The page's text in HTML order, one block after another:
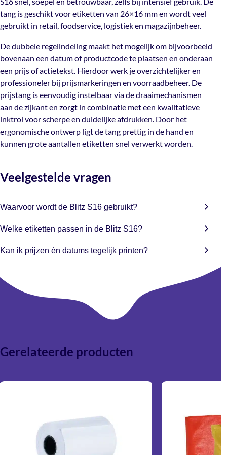
De dubbele regelindeling maakt het mogelijk om
bijvoorbeeld bovenaan een datum of productcode te
werk je overzichtelijker en professioneler bij
prijsmarkeringen en voorraadbeheer. De prijstang is
eenvoudig instelbaar via de draaimechanismen aan de
zijkant en zorgt in combinatie met een kwalitatieve
inktrol voor scherpe en duidelijke afdrukken. Door het
ergonomische ontwerp ligt de tang prettig in de hand en
kunnen grote aantallen etiketten snel verwerkt worden.
tang is geschikt voor etiketten van 26×16 mm en wordt veel
gebruikt in retail, foodservice, logistiek en magazijnbeheer.
De dubbele regelindeling maakt het mogelijk om bijvoorbeeld
bovenaan een datum of productcode te plaatsen en onderaan
een prijs of actietekst. Hierdoor werk je overzichtelijker en
professioneler bij prijsmarkeringen en voorraadbeheer. De
prijstang is eenvoudig instelbaar via de draaimechanismen
aan de zijkant en zorgt in combinatie met een kwalitatieve
inktrol voor scherpe en duidelijke afdrukken. Door het
ergonomische ontwerp ligt de tang prettig in de hand en
kunnen grote aantallen etiketten snel verwerkt worden.
Veelgestelde vragen
Waarvoor wordt de Blitz S16 gebruikt?
Deze prijstang wordt gebruikt voor prijzen, datums,
batchcodes, productcodes en houdbaarheidsinformatie.
Welke etiketten passen in de Blitz S16?
De prijstang werkt met 26×16 mm etiketten.
Kan ik prijzen én datums tegelijk printen?
informatie op één etiket combineren.
Gerelateerde producten